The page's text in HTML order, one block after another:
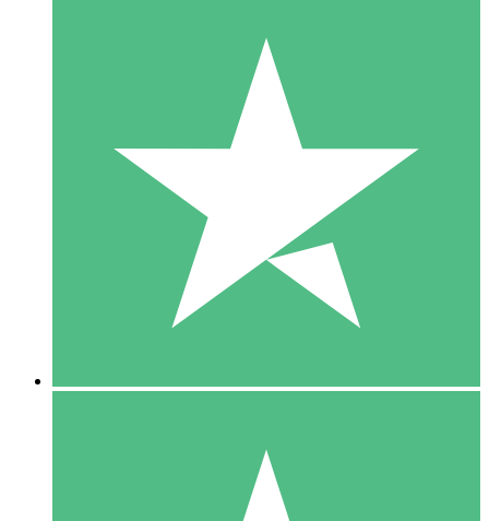
Packs de Crédits Individuels
Payez à l'utilisation avec des crédits de téléchargement. Sans
1 Téléchargement
10 00
10 Téléchargements
20 00